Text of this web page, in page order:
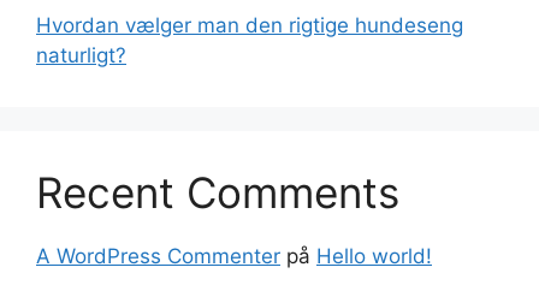
Hvordan vælger man den rigtige hundeseng
naturligt?
Recent Comments
A WordPress Commenter på Hello world!